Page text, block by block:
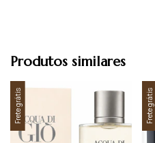
Produtos similares
Frete grátis Frete grátis